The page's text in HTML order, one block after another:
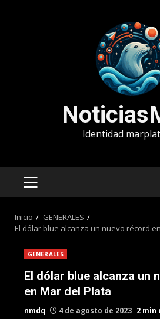
Identidad
MENÚ
Inicio
GENERALES
El dólar blue alcanza un nuevo récord
GENERALES
El dólar blue alcanza un
en Mar del Plata
nmdq 4 de agosto de 2023 2 min